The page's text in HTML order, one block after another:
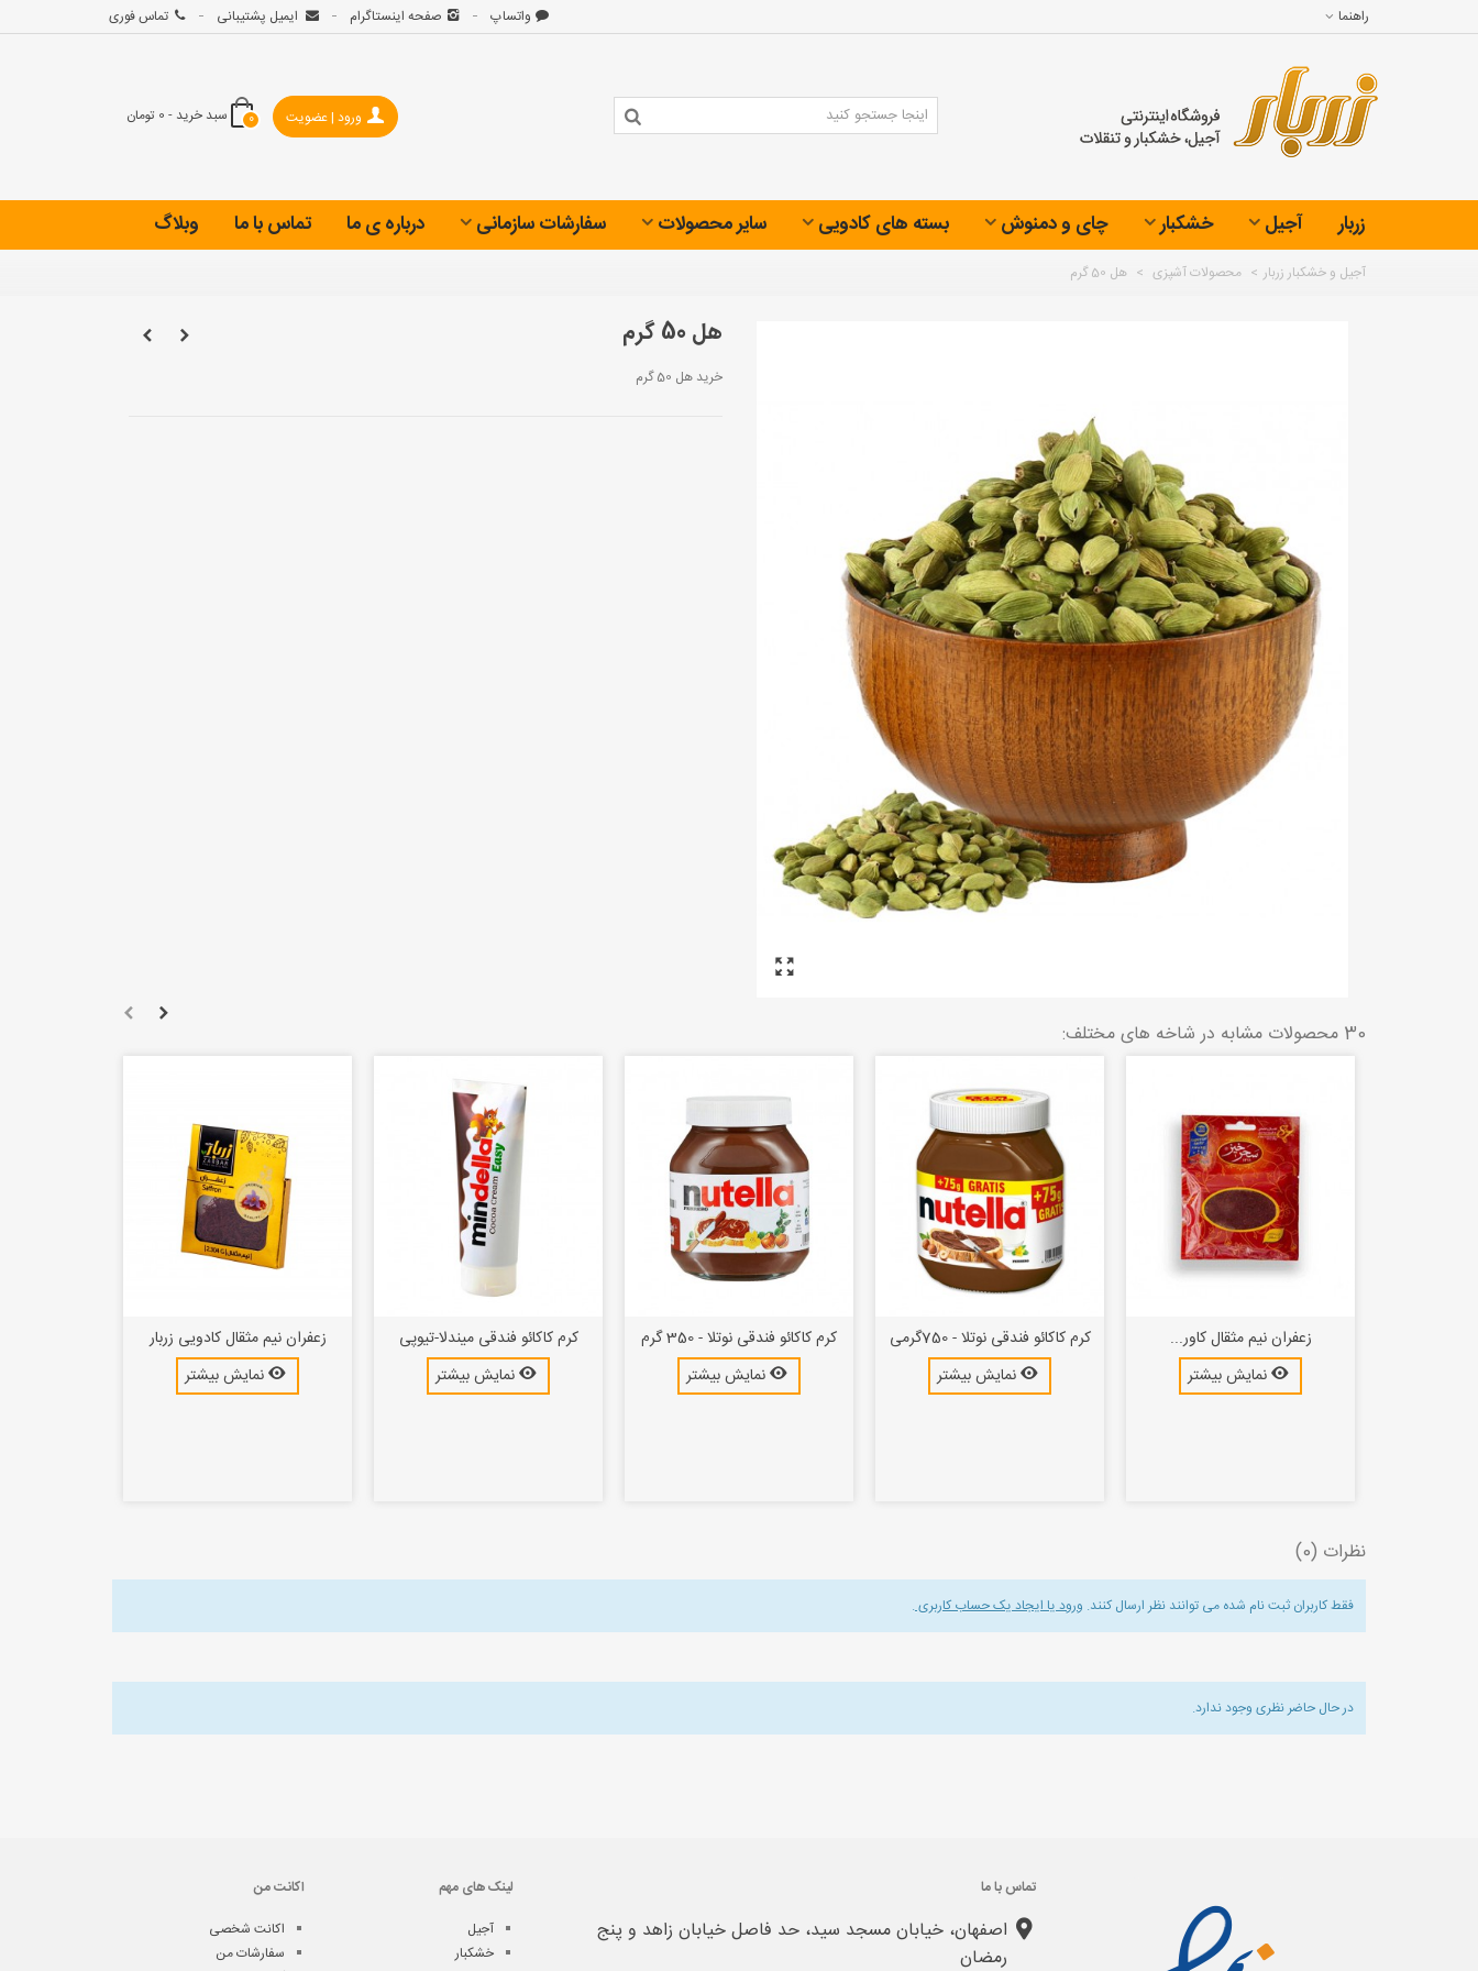
راهنما واتساپ صفحه اینستاگرام ایمیل پشتیبانی تماس فوری
0 سبد خرید - 0 تومان ورود | عضویت
زربار آجیل خشکبار چای و دمنوش بسته های کادویی سایر محصولات سفارشات سازمانی درباره ی ما تماس با ما وبلاگ
آجیل و خشکبار زربار > محصولات آشپزی > هل 50 گرم
هل 50 گرم
خرید هل 50 گرم
30 محصولات مشابه در شاخه های مختلف:
زعفران نیم مثقال کادویی زربار
نمایش بیشتر
کرم کاکائو فندقی میندلا-تیوپی
نمایش بیشتر
کرم کاکائو فندقی نوتلا - 350 گرم
نمایش بیشتر
کرم کاکائو فندقی نوتلا - 750گرمی
نمایش بیشتر
زعفران نیم مثقال کاور...
نمایش بیشتر
نظرات (0)
فقط کاربران ثبت نام شده می توانند نظر ارسال کنند. ورود یا ایجاد یک حساب کاربری.
در حال حاضر نظری وجود ندارد.
اکانت من
اکانت شخصی
سفارشات من
لینک های مهم
آجیل
خشکبار
تماس با ما
اصفهان، خیابان مسجد سید، حد فاصل خیابان زاهد و پنج
رمضان